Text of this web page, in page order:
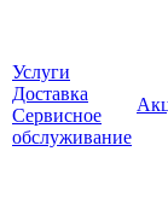
Услуги
Доставка
Сервисное
обслуживание